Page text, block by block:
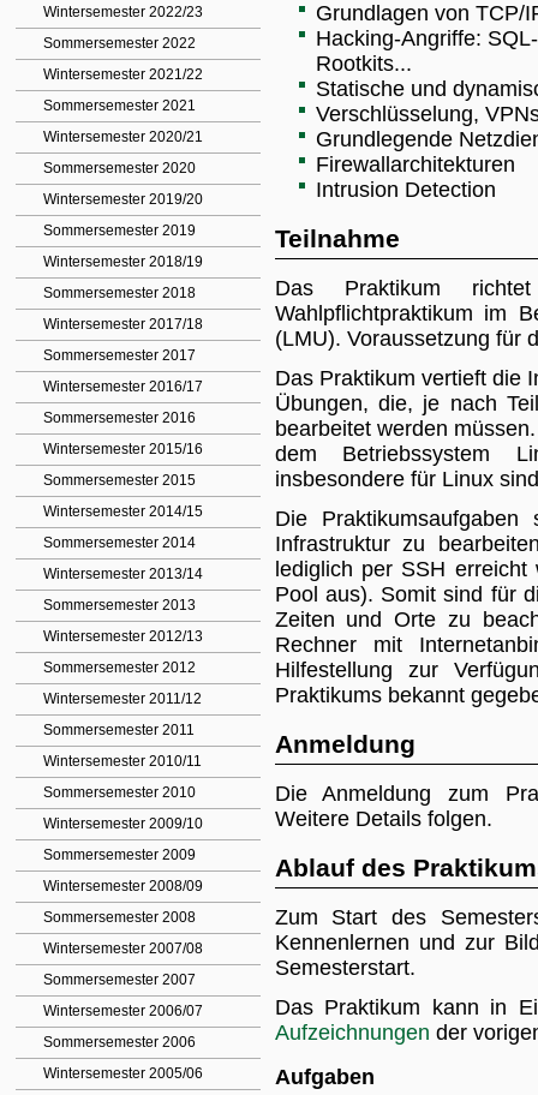
Wintersemester 2022/23
Sommersemester 2022
Wintersemester 2021/22
Sommersemester 2021
Wintersemester 2020/21
Sommersemester 2020
Wintersemester 2019/20
Sommersemester 2019
Wintersemester 2018/19
Sommersemester 2018
Wintersemester 2017/18
Sommersemester 2017
Wintersemester 2016/17
Sommersemester 2016
Wintersemester 2015/16
Sommersemester 2015
Wintersemester 2014/15
Sommersemester 2014
Wintersemester 2013/14
Sommersemester 2013
Wintersemester 2012/13
Sommersemester 2012
Wintersemester 2011/12
Sommersemester 2011
Wintersemester 2010/11
Sommersemester 2010
Wintersemester 2009/10
Sommersemester 2009
Wintersemester 2008/09
Sommersemester 2008
Wintersemester 2007/08
Sommersemester 2007
Wintersemester 2006/07
Sommersemester 2006
Wintersemester 2005/06
Grundlagen von TCP/
Hacking-Angriffe:
Rootkits...
Statische und
Verschlüsselung,
Grundlegende
Firewallarchitekturen
Intrusion Detection
Teilnahme
Das Praktikum
Wahlpflichtpraktikum im
(LMU). Voraussetzung für
Das Praktikum vertieft die
Übungen, die, je nach
bearbeitet werden
dem Betriebssystem
insbesondere für Linux
Die
Infrastruktur zu
lediglich per SSH
Pool aus). Somit sind für
Zeiten und Orte zu
Rechner mit
Hilfestellung zur
Praktikums bekannt
Anmeldung
Die Anmeldung zum
Weitere Details folgen.
Ablauf des
Zum Start des
Kennenlernen und zur
Semesterstart.
Das Praktikum kann in
Aufzeichnungen der
Aufgaben